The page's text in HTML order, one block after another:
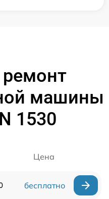
машины
1530
Цена
бесплатно